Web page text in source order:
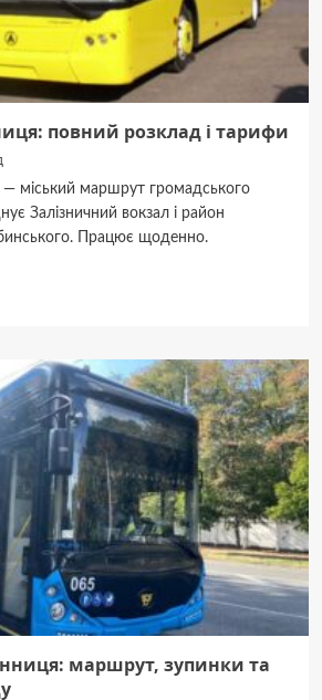
повний розклад і тарифи
— міський маршрут громадського
Залізничний вокзал і район
Працює щоденно.
маршрут, зупинки та